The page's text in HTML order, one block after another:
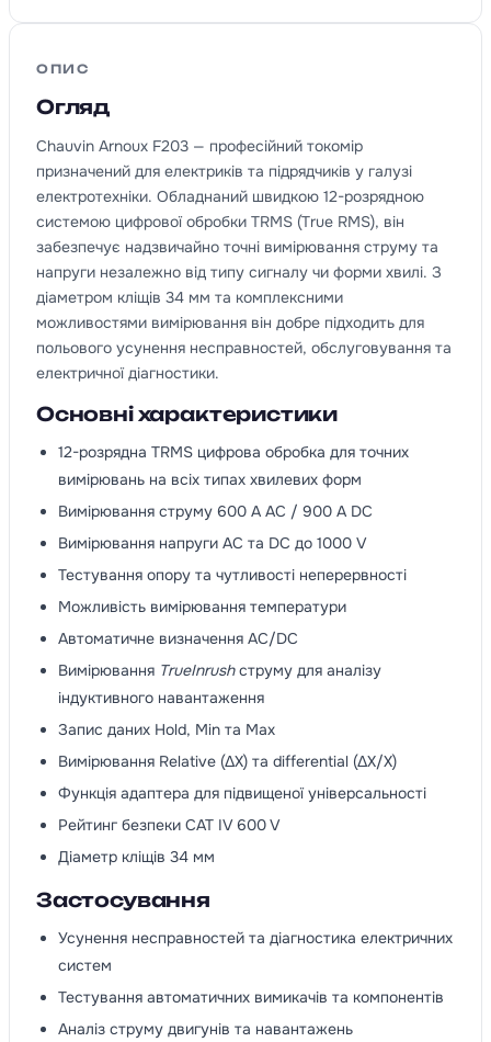
ОПИС
Огляд
Chauvin Arnoux F203 — професійний токомір
призначений для електриків та підрядчиків у галузі
електротехніки. Обладнаний швидкою 12-розрядною
системою цифрової обробки TRMS (True RMS), він
забезпечує надзвичайно точні вимірювання струму та
напруги незалежно від типу сигналу чи форми хвилі. З
діаметром кліщів 34 мм та комплексними
можливостями вимірювання він добре підходить для
польового усунення несправностей, обслуговування та
електричної діагностики.
Основні характеристики
12-розрядна TRMS цифрова обробка для точних
вимірювань на всіх типах хвилевих форм
Вимірювання струму 600 A AC / 900 A DC
Вимірювання напруги AC та DC до 1000 V
Тестування опору та чутливості неперервності
Можливість вимірювання температури
Автоматичне визначення AC/DC
Вимірювання TrueInrushструму для аналізу
індуктивного навантаження
Запис даних Hold, Min та Max
Вимірювання Relative (ΔX) та differential (ΔX/X)
Функція адаптера для підвищеної універсальності
Рейтинг безпеки CAT IV 600 V
Діаметр кліщів 34 мм
Застосування
Усунення несправностей та діагностика електричних
систем
Тестування автоматичних вимикачів та компонентів
Аналіз струму двигунів та навантажень